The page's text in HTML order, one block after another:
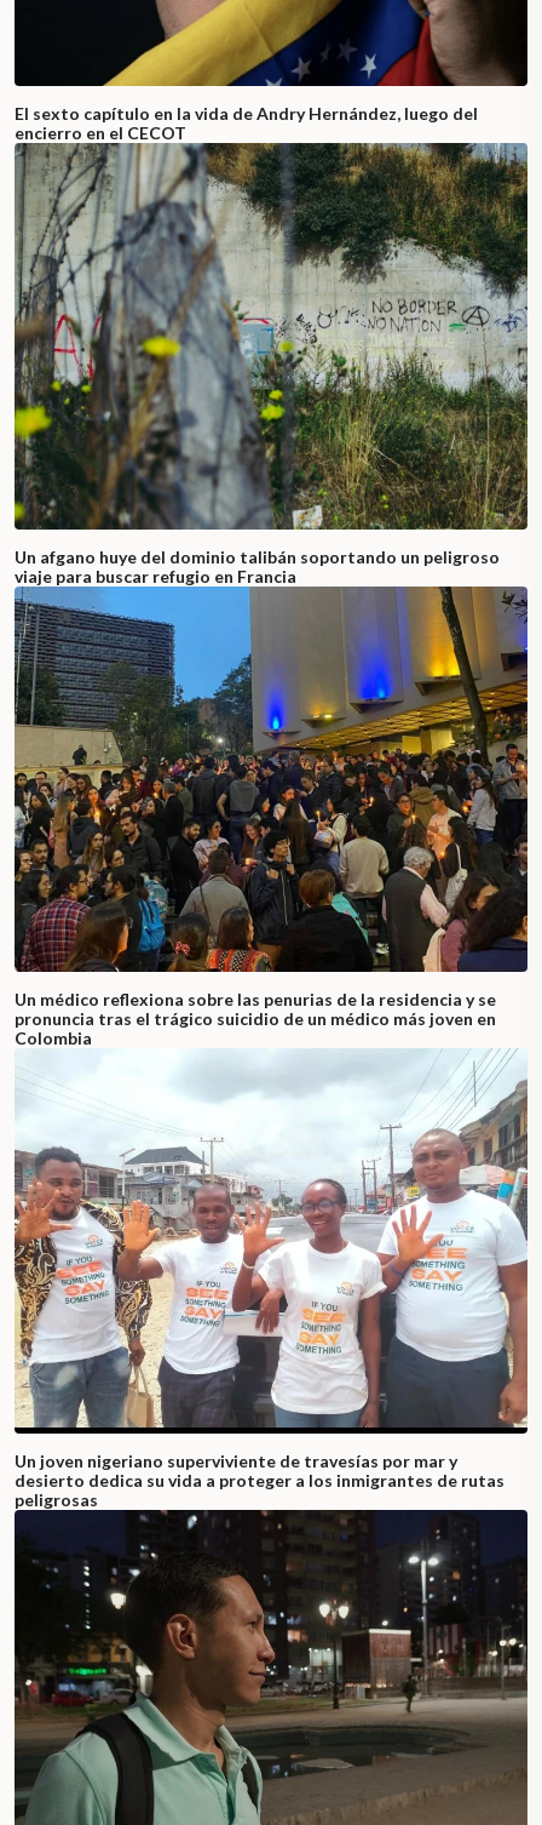
El sexto capítulo en la vida de Andry Hernández, luego del
encierro en el CECOT
Un afgano huye del dominio talibán soportando un peligroso
viaje para buscar refugio en Francia
Un médico reflexiona sobre las penurias de la residencia y se
pronuncia tras el trágico suicidio de un médico más joven en
Colombia
Un joven nigeriano superviviente de travesías por mar y
desierto dedica su vida a proteger a los inmigrantes de rutas
peligrosas